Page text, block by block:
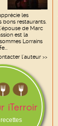
les
bons restaurants.
de Marc
est la
Lorrains
l'auteur >>